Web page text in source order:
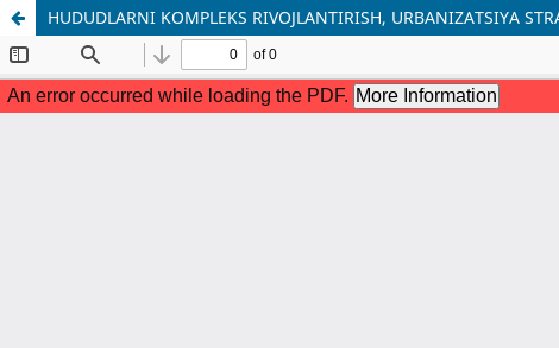
HUDUDLARNI KOMPLEKS RIVOJLANTIRISH, URBANIZATSIYA